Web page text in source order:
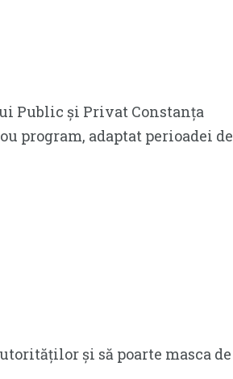
Public și Privat Constanța
program, adaptat perioadei de
și să poarte masca de